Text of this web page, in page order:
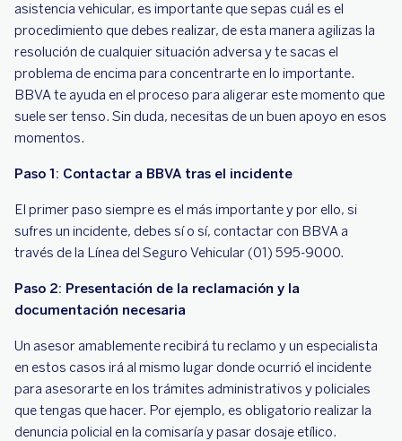
asistencia vehicular, es importante que sepas cuál es el
procedimiento que debes realizar, de esta manera agilizas la
resolución de cualquier situación adversa y te sacas el
problema de encima para concentrarte en lo importante.
BBVA te ayuda en el proceso para aligerar este momento que
suele ser tenso. Sin duda, necesitas de un buen apoyo en esos
momentos.
Paso 1: Contactar a BBVA tras el incidente
El primer paso siempre es el más importante y por ello, si
sufres un incidente, debes sí o sí, contactar con BBVA a
través de la Línea del Seguro Vehicular (01) 595-9000.
Paso 2: Presentación de la reclamación y la
documentación necesaria
Un asesor amablemente recibirá tu reclamo y un especialista
en estos casos irá al mismo lugar donde ocurrió el incidente
para asesorarte en los trámites administrativos y policiales
que tengas que hacer. Por ejemplo, es obligatorio realizar la
denuncia policial en la comisaría y pasar dosaje etílico.